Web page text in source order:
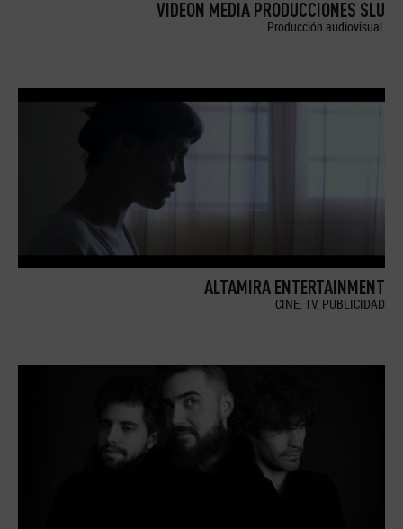
VIDEON MEDIA PRODUCCIONES SLU
Producción audiovisual.
ALTAMIRA ENTERTAINMENT
CINE, TV, PUBLICIDAD